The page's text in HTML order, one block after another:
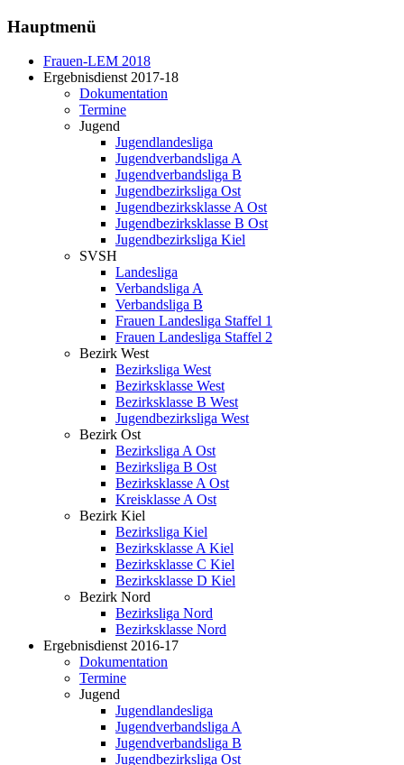
Hauptmenü
Frauen-LEM 2018
Ergebnisdienst 2017-18
Dokumentation
Termine
Jugend
Jugendlandesliga
Jugendverbandsliga A
Jugendverbandsliga B
Jugendbezirksliga Ost
Jugendbezirksklasse A Ost
Jugendbezirksklasse B Ost
Jugendbezirksliga Kiel
SVSH
Landesliga
Verbandsliga A
Verbandsliga B
Frauen Landesliga Staffel 1
Frauen Landesliga Staffel 2
Bezirk West
Bezirksliga West
Bezirksklasse West
Bezirksklasse B West
Jugendbezirksliga West
Bezirk Ost
Bezirksliga A Ost
Bezirksliga B Ost
Bezirksklasse A Ost
Kreisklasse A Ost
Bezirk Kiel
Bezirksliga Kiel
Bezirksklasse A Kiel
Bezirksklasse C Kiel
Bezirksklasse D Kiel
Bezirk Nord
Bezirksliga Nord
Bezirksklasse Nord
Ergebnisdienst 2016-17
Dokumentation
Termine
Jugend
Jugendlandesliga
Jugendverbandsliga A
Jugendverbandsliga B
Jugendbezirksliga Ost